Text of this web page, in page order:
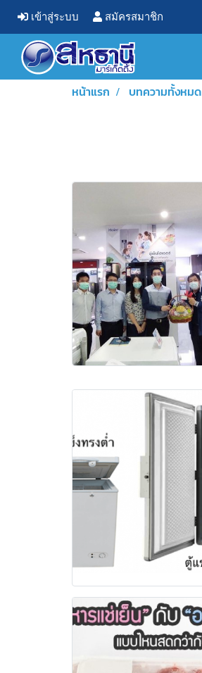
เข้าสู่ระบบ สมัครสมาชิก
หน้าแรก บทความทั้งหมด